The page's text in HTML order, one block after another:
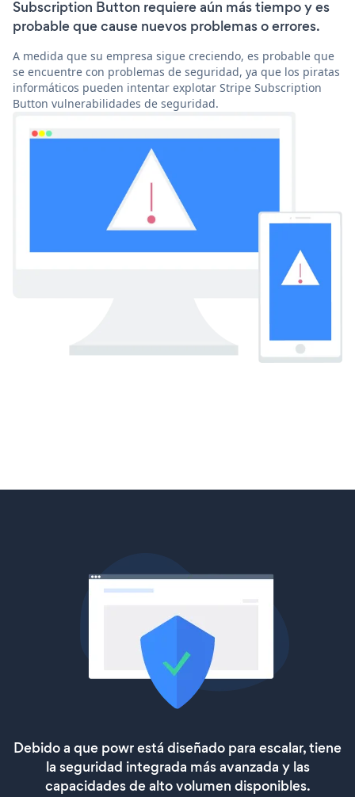
Subscription Button requiere aún más tiempo y es
probable que cause nuevos problemas o errores.
A medida que su empresa sigue creciendo, es probable que
se encuentre con problemas de seguridad, ya que los piratas
informáticos pueden intentar explotar Stripe Subscription
Button vulnerabilidades de seguridad.
Debido a que powr está diseñado para escalar, tiene
la seguridad integrada más avanzada y las
capacidades de alto volumen disponibles.